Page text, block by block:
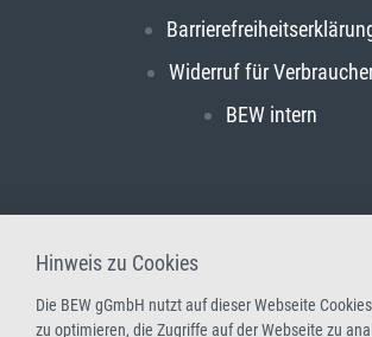
Widerruf für
BEW intern
Hinweis zu Cookies
Die BEW gGmbH nutzt auf dieser Webseite
zu optimieren, die Zugriffe auf der Webseite zu